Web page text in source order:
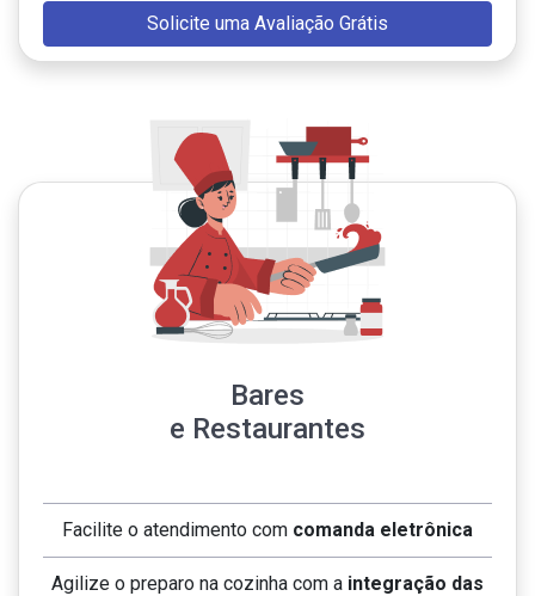
Solicite uma Avaliação Grátis
Bares
e Restaurantes
Facilite o atendimento com comanda eletrônica
Agilize o preparo na cozinha com a integração das